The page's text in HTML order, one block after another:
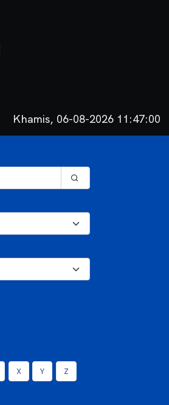
Khamis, 06-08-2026 11:47:00
X Y
Z